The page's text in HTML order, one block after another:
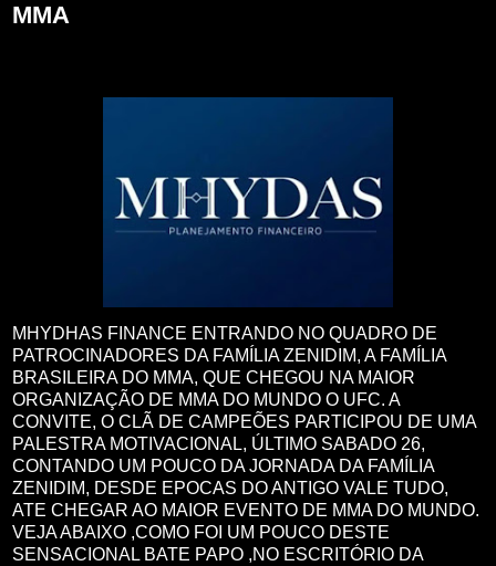
MMA
MHYDHAS FINANCE ENTRANDO NO QUADRO DE
PATROCINADORES DA FAMÍLIA ZENIDIM, A FAMÍLIA
BRASILEIRA DO MMA, QUE CHEGOU NA MAIOR
ORGANIZAÇÃO DE MMA DO MUNDO O UFC. A
CONVITE, O CLÃ DE CAMPEÕES PARTICIPOU DE UMA
PALESTRA MOTIVACIONAL, ÚLTIMO SABADO 26,
CONTANDO UM POUCO DA JORNADA DA FAMÍLIA
ZENIDIM, DESDE EPOCAS DO ANTIGO VALE TUDO,
ATE CHEGAR AO MAIOR EVENTO DE MMA DO MUNDO.
VEJA ABAIXO ,COMO FOI UM POUCO DESTE
SENSACIONAL BATE PAPO ,NO ESCRITÓRIO DA